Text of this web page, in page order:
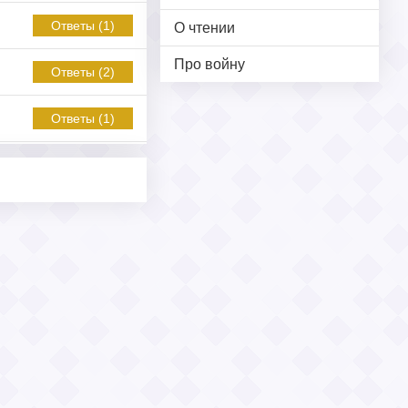
О чтении
Про войну
Ответы (1)
Ответы (2)
Ответы (1)